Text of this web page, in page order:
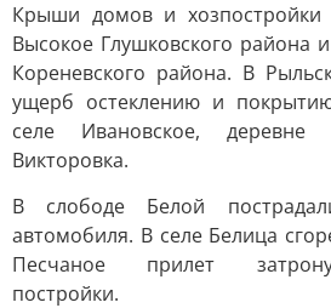
Крыши домов и
Высокое Глушковского района
Кореневского района. В
ущерб остеклению и
селе Ивановское,
Викторовка.
В слободе Белой
автомобиля. В селе Белица
Песчаное прилет
постройки.